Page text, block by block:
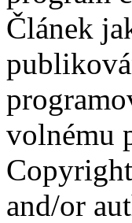
Článek
volnému
and/or